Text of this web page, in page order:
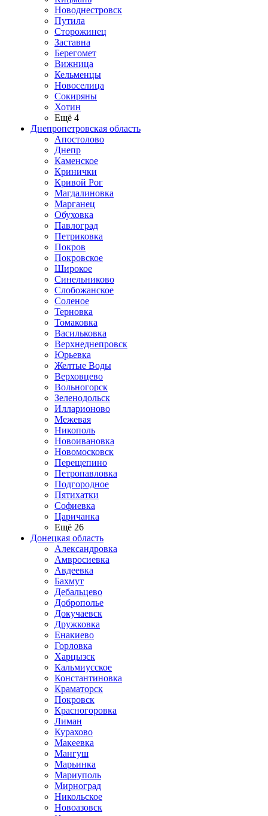
Новоднестровск
Путила
Сторожинец
Заставна
Берегомет
Вижница
Кельменцы
Новоселица
Сокиряны
Хотин
Ещё 4
Днепропетровская область
Апостолово
Днепр
Каменское
Кринички
Кривой Рог
Магдалиновка
Марганец
Обуховка
Павлоград
Петриковка
Покров
Покровское
Широкое
Синельниково
Слобожанское
Соленое
Терновка
Томаковка
Васильковка
Верхнеднепровск
Юрьевка
Желтые Воды
Верховцево
Вольногорск
Зеленодольск
Илларионово
Межевая
Никополь
Новоивановка
Новомосковск
Перещепино
Петропавловка
Подгородное
Пятихатки
Софиевка
Царичанка
Ещё 26
Донецкая область
Александровка
Амвросиевка
Авдеевка
Бахмут
Дебальцево
Доброполье
Докучаевск
Дружковка
Енакиево
Горловка
Харцызск
Кальмиусское
Константиновка
Краматорск
Покровск
Красногоровка
Лиман
Курахово
Макеевка
Мангуш
Марьинка
Мариуполь
Мирноград
Никольское
Новоазовск